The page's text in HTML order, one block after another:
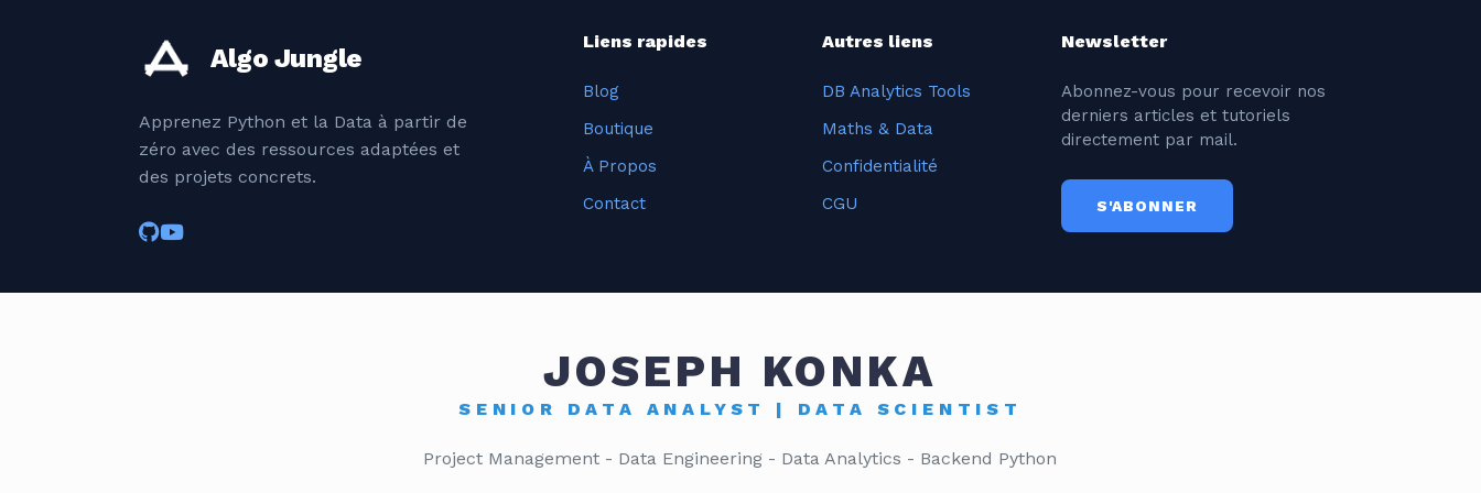
Algo Jungle
Apprenez Python et la Data à partir de
zéro avec des ressources adaptées et
des projets concrets.
Liens rapides
Blog
Boutique
À Propos
Contact
Autres liens
DB Analytics Tools
Maths & Data
Confidentialité
CGU
Newsletter
Abonnez-vous pour recevoir nos
derniers articles et tutoriels
directement par mail.
S'ABONNER
JOSEPH KONKA
SENIOR DATA ANALYST | DATA SCIENTIST
Project Management - Data Engineering - Data Analytics - Backend Python